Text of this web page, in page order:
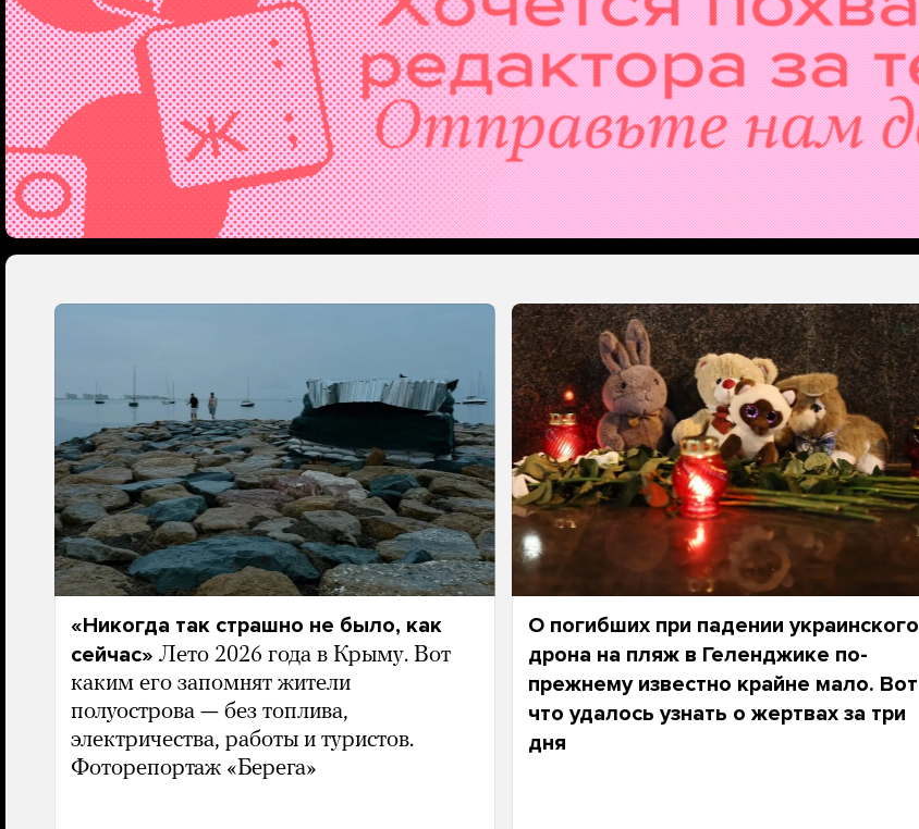
«Никогда так страшно не было, как
сейчас» Лето 2026 года в Крыму. Вот
каким его запомнят жители
полуострова — без топлива,
электричества, работы и туристов.
Фоторепортаж «Берега»
О погибших при падении украинского
дрона на пляж в Геленджике по-
прежнему известно крайне мало. Вот
что удалось узнать о жертвах за три
дня